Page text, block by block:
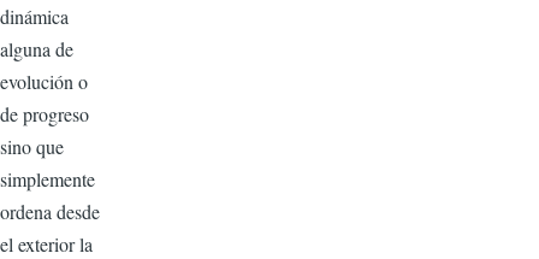
dinámica
alguna de
evolución o
de progreso
sino que
simplemente
ordena desde
el exterior la